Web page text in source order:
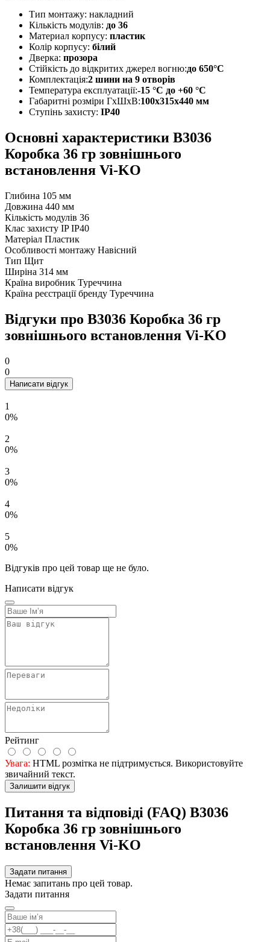
Тип монтажу: накладний
Кількість модулів: до 36
Материал корпусу: пластик
Колір корпусу: білий
Дверка: прозора
Стійкість до відкритих джерел вогню:до 650°C
Комплектація:2 шини на 9 отворів
Температура експлуатації:-15 °С до +60 °С
Габаритні розміри ГхШхВ:100х315х440 мм
Ступінь захисту: IP40
Основні характеристики В3036
Коробка 36 гр зовнішнього
встановлення Vi-KO
Глибина 105 мм
Довжина 440 мм
Кількість модулів 36
Клас захисту IP IP40
Матеріал Пластик
Особливості монтажу Навісний
Тип Щит
Ширіна 314 мм
Країна виробник Туреччина
Країна реєстрації бренду Туреччина
Відгуки про В3036 Коробка 36 гр
зовнішнього встановлення Vi-KO
0
0
Написати відгук
1
0%
2
0%
3
0%
4
0%
5
0%
Відгуків про цей товар ще не було.
Написати відгук
Рейтинг
Увага: HTML розмітка не підтримується. Використовуйте
звичайний текст.
Залишити відгук
Питання та відповіді (FAQ) В3036
Коробка 36 гр зовнішнього
встановлення Vi-KO
Задати питання
Немає запитань про цей товар.
Задати питання